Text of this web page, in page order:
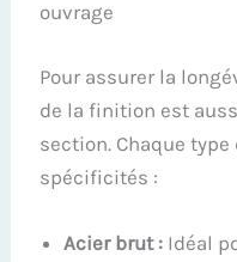
ouvrage
Pour assurer la
de la finition est
section. Chaque
spécificités :
Acier brut : Idéal